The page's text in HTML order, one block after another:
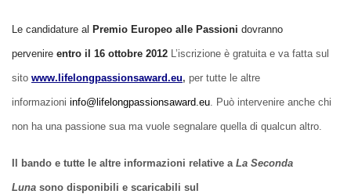
Le candidature al Premio Europeo alle Passioni dovranno
pervenire entro il 16 ottobre 2012 L’iscrizione è gratuita e va fatta sul
sito www.lifelongpassionsaward.eu, per tutte le altre
informazioni info@lifelongpassionsaward.eu. Può intervenire anche chi
non ha una passione sua ma vuole segnalare quella di qualcun altro.
Il bando e tutte le altre informazioni relative a La Seconda
Luna sono disponibili e scaricabili sul